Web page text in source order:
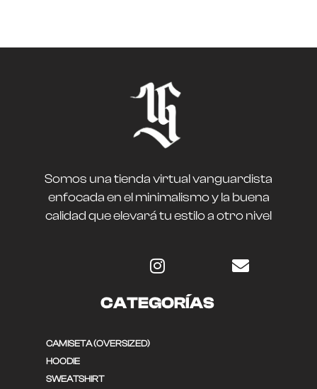
Somos una tienda virtual vanguardista
enfocada en el minimalismo y la buena
calidad que elevará tu estilo a otro nivel
CATEGORÍAS
CAMISETA (OVERSIZED)
HOODIE
SWEATSHIRT